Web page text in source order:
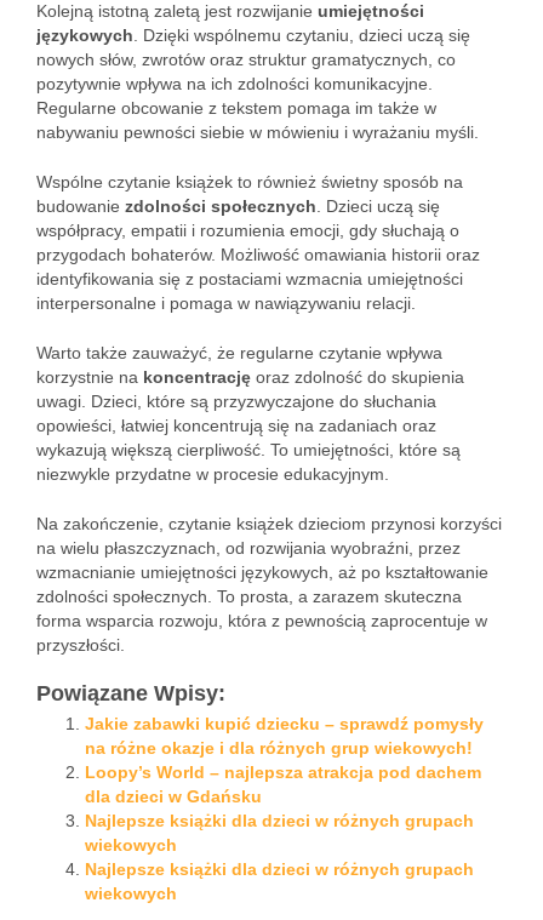
Kolejną istotną zaletą jest rozwijanie umiejętności
językowych . Dzięki wspólnemu czytaniu, dzieci uczą się
nowych słów, zwrotów oraz struktur gramatycznych, co
pozytywnie wpływa na ich zdolności komunikacyjne.
Regularne obcowanie z tekstem pomaga im także w
nabywaniu pewności siebie w mówieniu i wyrażaniu myśli.
Wspólne czytanie książek to również świetny sposób na
budowanie zdolności społecznych . Dzieci uczą się
współpracy, empatii i rozumienia emocji, gdy słuchają o
przygodach bohaterów. Możliwość omawiania historii oraz
identyfikowania się z postaciami wzmacnia umiejętności
interpersonalne i pomaga w nawiązywaniu relacji.
Warto także zauważyć, że regularne czytanie wpływa
korzystnie na koncentrację oraz zdolność do skupienia
uwagi. Dzieci, które są przyzwyczajone do słuchania
opowieści, łatwiej koncentrują się na zadaniach oraz
wykazują większą cierpliwość. To umiejętności, które są
niezwykle przydatne w procesie edukacyjnym.
Na zakończenie, czytanie książek dzieciom przynosi korzyści
na wielu płaszczyznach, od rozwijania wyobraźni, przez
wzmacnianie umiejętności językowych, aż po kształtowanie
zdolności społecznych. To prosta, a zarazem skuteczna
forma wsparcia rozwoju, która z pewnością zaprocentuje w
przyszłości.
Powiązane Wpisy:
Jakie zabawki kupić dziecku – sprawdź pomysły
na różne okazje i dla różnych grup wiekowych!
Loopy’s World – najlepsza atrakcja pod dachem
dla dzieci w Gdańsku
Najlepsze książki dla dzieci w różnych grupach
wiekowych
Najlepsze książki dla dzieci w różnych grupach
wiekowych